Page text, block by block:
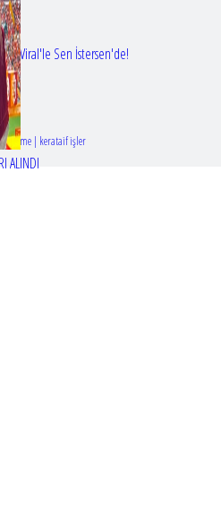
Viral'le Sen İstersen'de!
ALINDI
| kerataif işler